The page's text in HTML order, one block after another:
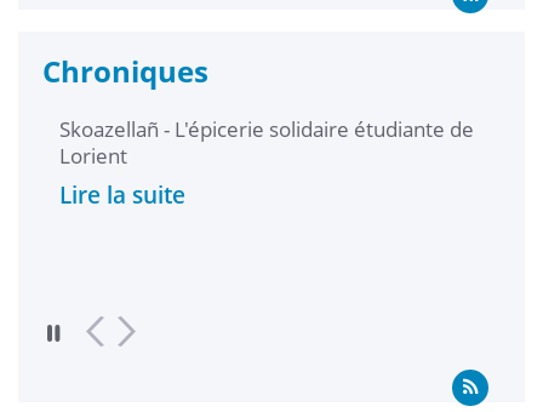
Chroniques
Skoazellañ - L'épicerie solidaire étudiante de
Lorient
Lire la suite